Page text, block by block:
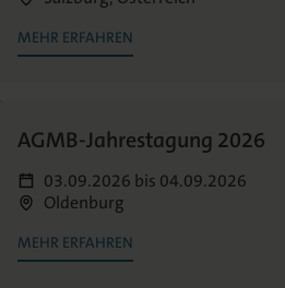
MEHR ERFAHREN
AGMB-Jahrestagung 2026
03.09.2026 bis 04.09.2026
Oldenburg
MEHR ERFAHREN